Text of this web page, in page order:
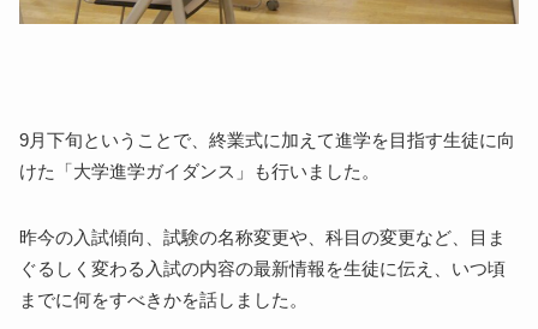
9月下旬ということで、終業式に加えて進学を目指す生徒に向
けた「大学進学ガイダンス」も行いました。
昨今の入試傾向、試験の名称変更や、科目の変更など、目ま
ぐるしく変わる入試の内容の最新情報を生徒に伝え、いつ頃
までに何をすべきかを話しました。